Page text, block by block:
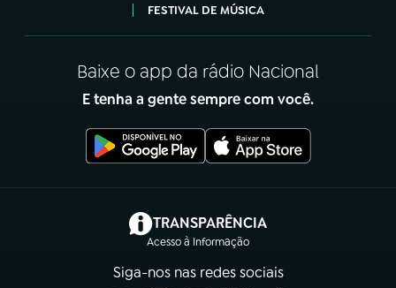
FESTIVAL DE MÚSICA
Baixe o app da rádio Nacional
E tenha a gente sempre com você.
TRANSPARÊNCIA
Acesso à Informação
(abre em nova aba)
Siga-nos nas redes sociais